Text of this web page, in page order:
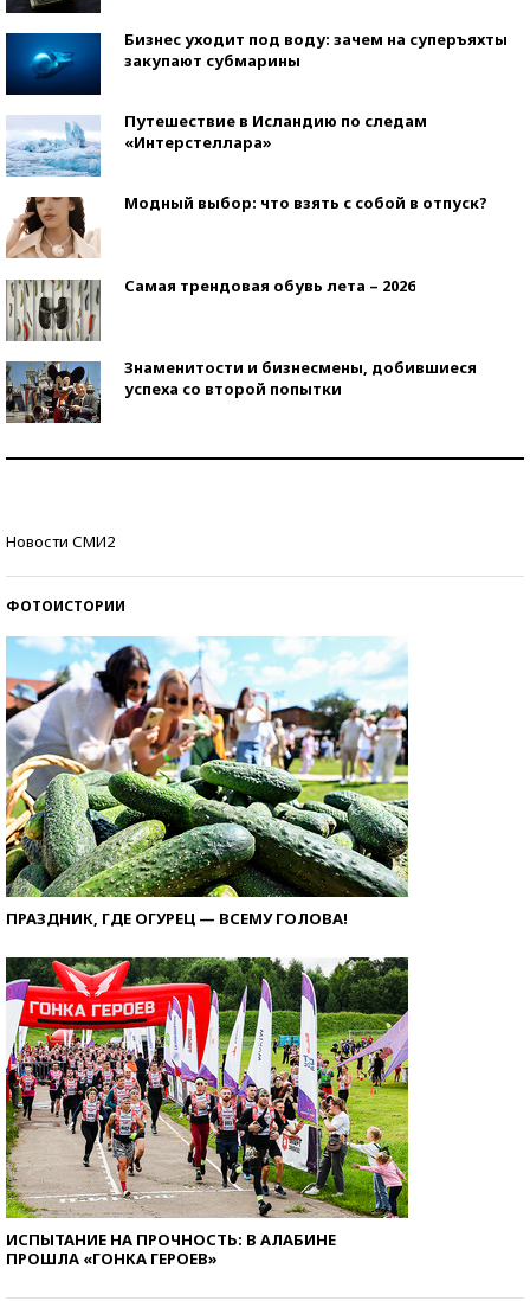
Бизнес уходит под воду: зачем на суперъяхты
закупают субмарины
Путешествие в Исландию по следам
«Интерстеллара»
Модный выбор: что взять с собой в отпуск?
Самая трендовая обувь лета – 2026
Знаменитости и бизнесмены, добившиеся
успеха со второй попытки
Новости СМИ2
ФОТОИСТОРИИ
ПРАЗДНИК, ГДЕ ОГУРЕЦ — ВСЕМУ ГОЛОВА!
ИСПЫТАНИЕ НА ПРОЧНОСТЬ: В АЛАБИНЕ
ПРОШЛА «ГОНКА ГЕРОЕВ»